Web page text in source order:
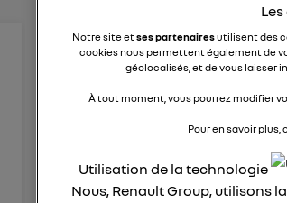
Connexion
interrompue
yannpaill
Je ne suis plus connecté
Notre site etses partenairesutilisent des
cookies nous permettent également de
géolocalisés, et de vous laisser
À tout moment, vous pourrez modifier
Pour en savoir
Utilisation de la technologie
Nous, Renault Group, utilisons